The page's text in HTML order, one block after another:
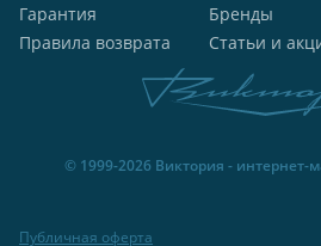
Гарантия
Правила возврата
Бренды
Статьи и
© 1999-2026 Виктория - интернет-
Публичная оферта